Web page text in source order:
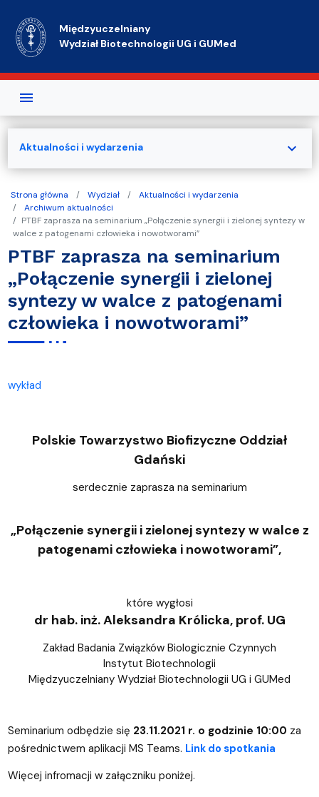
Międzyuczelniany
Wydział Biotechnologii UG i GUMed
Strona główna Wydział
Aktualności i wydarzenia
Archiwum aktualności
PTBF zaprasza na seminarium „Połączenie synergii i zielonej syntezy w
walce z patogenami człowieka i nowotworami”
PTBF zaprasza na seminarium
„Połączenie synergii i zielonej
syntezy w walce z patogenami
człowieka i nowotworami”
wykład
Polskie Towarzystwo Biofizyczne Oddział
Gdański
serdecznie zaprasza na seminarium
„Połączenie synergii i zielonej syntezy w walce z
patogenami człowieka i nowotworami”,
które wygłosi
dr hab. inż. Aleksandra Królicka, prof. UG
Zakład Badania Związków Biologicznie Czynnych
Instytut Biotechnologii
Międzyuczelniany Wydział Biotechnologii UG i GUMed
Seminarium odbędzie się 23.11.2021 r. o godzinie 10:00 za
pośrednictwem aplikacji MS Teams. Link do spotkania
Więcej infromacji w załączniku poniżej.
Aktualności i wydarzenia expand_more